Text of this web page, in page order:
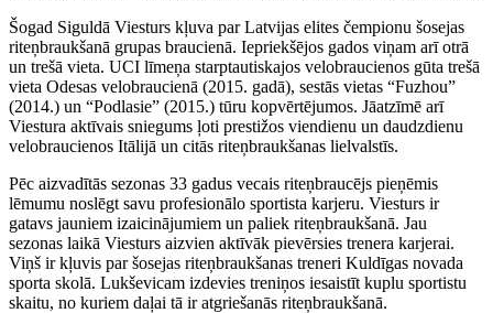
Šogad Siguldā Viesturs kļuva par Latvijas elites čempionu šosejas
riteņbraukšanā grupas braucienā. Iepriekšējos gados viņam arī otrā
un trešā vieta. UCI līmeņa starptautiskajos velobraucienos gūta trešā
vieta Odesas velobraucienā (2015. gadā), sestās vietas “Fuzhou”
(2014.) un “Podlasie” (2015.) tūru kopvērtējumos. Jāatzīmē arī
Viestura aktīvais sniegums ļoti prestižos viendienu un daudzdienu
velobraucienos Itālijā un citās riteņbraukšanas lielvalstīs.
Pēc aizvadītās sezonas 33 gadus vecais riteņbraucējs pieņēmis
lēmumu noslēgt savu profesionālo sportista karjeru. Viesturs ir
gatavs jauniem izaicinājumiem un paliek riteņbraukšanā. Jau
sezonas laikā Viesturs aizvien aktīvāk pievērsies trenera karjerai.
Viņš ir kļuvis par šosejas riteņbraukšanas treneri Kuldīgas novada
sporta skolā. Lukševicam izdevies treniņos iesaistīt kuplu sportistu
skaitu, no kuriem daļai tā ir atgriešanās riteņbraukšanā.